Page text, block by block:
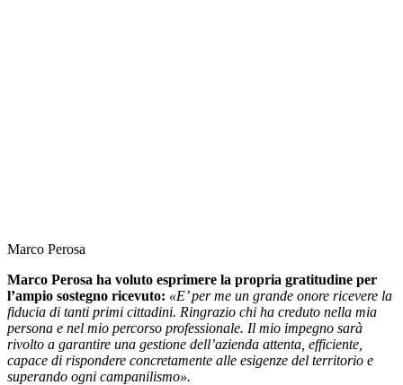
Marco Perosa
Marco Perosa ha voluto esprimere la propria gratitudine per
l’ampio sostegno ricevuto: «E’ per me un grande onore ricevere la
fiducia di tanti primi cittadini. Ringrazio chi ha creduto nella mia
persona e nel mio percorso professionale. Il mio impegno sarà
rivolto a garantire una gestione dell’azienda attenta, efficiente,
capace di rispondere concretamente alle esigenze del territorio e
superando ogni campanilismo».